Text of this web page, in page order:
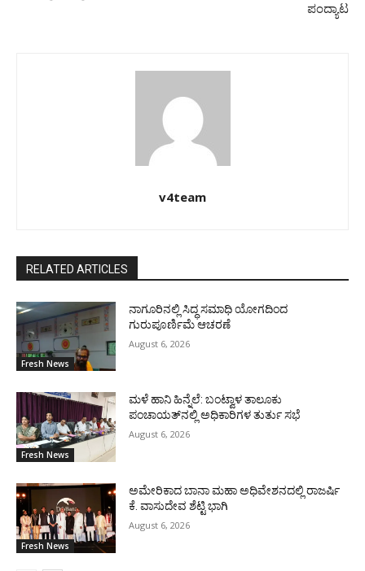
ಪಂದ್ಯಾಟ
v4team
RELATED ARTICLES
Fresh News
ನಾಗೂರಿನಲ್ಲಿ ಸಿದ್ಧ ಸಮಾಧಿ ಯೋಗದಿಂದ
ಗುರುಪೂರ್ಣಿಮೆ ಆಚರಣೆ
August 6, 2026
Fresh News
ಮಳೆ ಹಾನಿ ಹಿನ್ನೆಲೆ: ಬಂಟ್ವಾಳ ತಾಲೂಕು
ಪಂಚಾಯತ್‌ನಲ್ಲಿ ಅಧಿಕಾರಿಗಳ ತುರ್ತು ಸಭೆ
August 6, 2026
Fresh News
ಅಮೇರಿಕಾದ ಬಾನಾ ಮಹಾ ಅಧಿವೇಶನದಲ್ಲಿ ರಾಜರ್ಷಿ
ಕೆ. ವಾಸುದೇವ ಶೆಟ್ಟಿ ಭಾಗಿ
August 6, 2026